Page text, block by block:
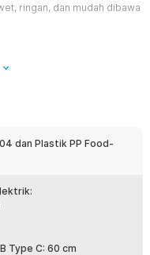
ringan, dan mudah dibawa
merata dibanding
kopi tetap terjaga.
awet untuk penggunaan
steel 304 dan
langsung dengan
menjaga kebersihan
Selain kuat dan kokoh,
dan Plastik PP Food-
Type C: 60 cm